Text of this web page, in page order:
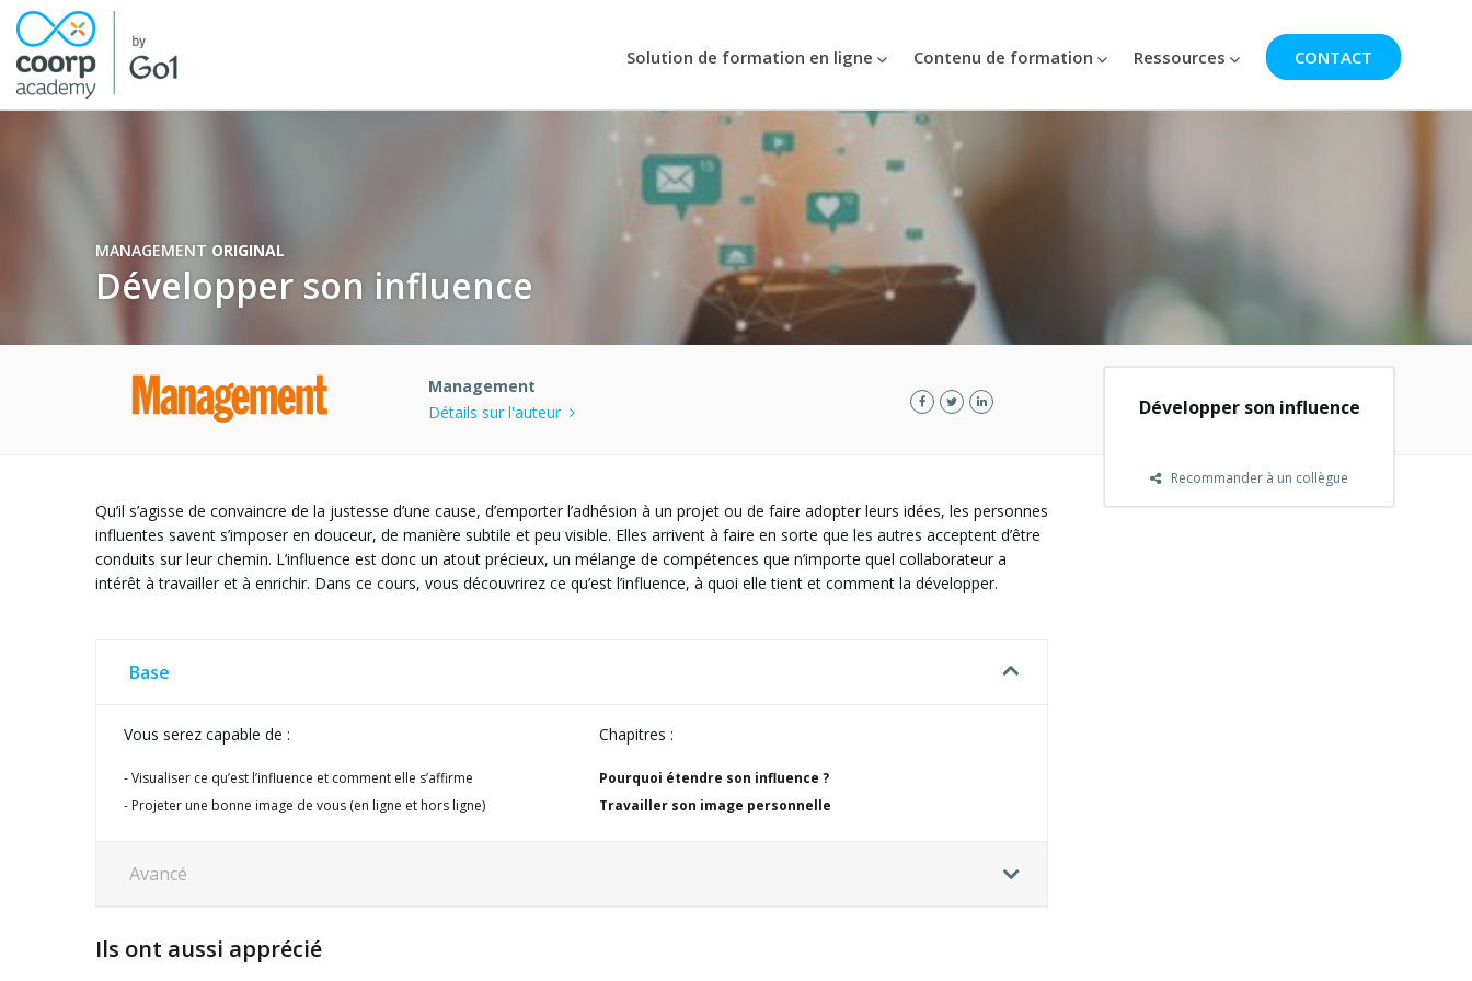
Solution de formation en ligne Contenu de formation Ressources CONTACT
MANAGEMENT ORIGINAL
Développer son influence
Management
Détails sur l'auteur
Développer son influence
Recommander à un collègue
Qu’il s’agisse de convaincre de la justesse d’une cause, d’emporter l’adhésion à un projet ou de faire adopter leurs idées, les personnes
influentes savent s’imposer en douceur, de manière subtile et peu visible. Elles arrivent à faire en sorte que les autres acceptent d’être
conduits sur leur chemin. L’influence est donc un atout précieux, un mélange de compétences que n’importe quel collaborateur a
intérêt à travailler et à enrichir. Dans ce cours, vous découvrirez ce qu’est l’influence, à quoi elle tient et comment la développer.
Base
Vous serez capable de :
Visualiser ce qu’est l’influence et comment elle s’affirme
Projeter une bonne image de vous (en ligne et hors ligne)
Chapitres :
Pourquoi étendre son influence ?
Travailler son image personnelle
Avancé
Ils ont aussi apprécié